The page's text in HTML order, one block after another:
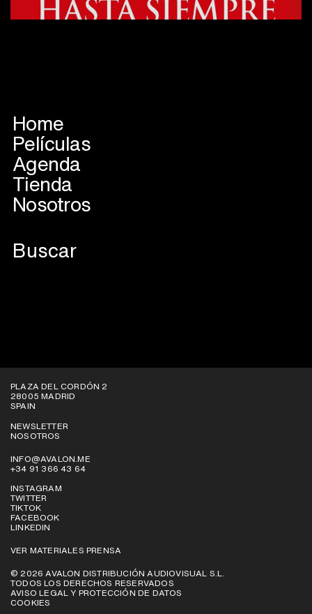
Home
Películas
Agenda
Tienda
Nosotros
PLAZA DEL CORDÓN 2
28005 MADRID
SPAIN
NEWSLETTER
NOSOTROS
INFO@AVALON.ME
+34 91 366 43 64
INSTAGRAM
TWITTER
TIKTOK
FACEBOOK
LINKEDIN
VER MATERIALES PRENSA
© 2026 AVALON DISTRIBUCIÓN AUDIOVISUAL S.L.
TODOS LOS DERECHOS RESERVADOS
AVISO LEGAL Y PROTECCIÓN DE DATOS
COOKIES